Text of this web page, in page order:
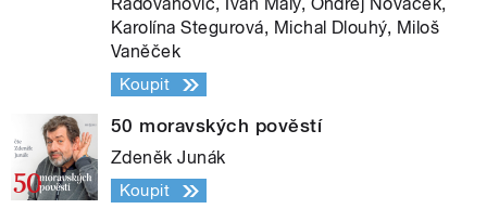
Karolína Stegurová, Michal Dlouhý, Miloš
Vaněček
Koupit
50 moravských pověstí
Zdeněk Junák
Koupit